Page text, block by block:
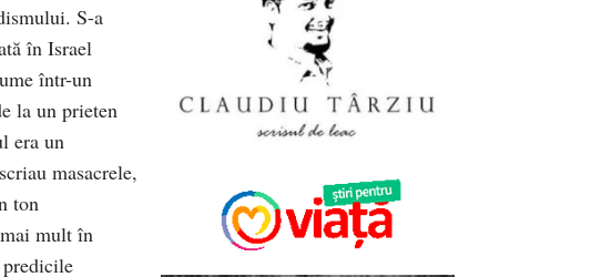
S-a
în Israel
într-un
la un prieten
era un
masacrele,
ton
mult în